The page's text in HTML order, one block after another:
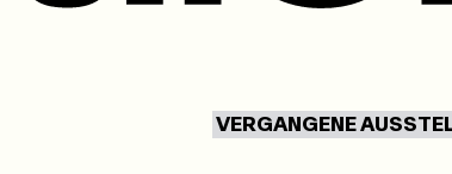
VERGANGENE